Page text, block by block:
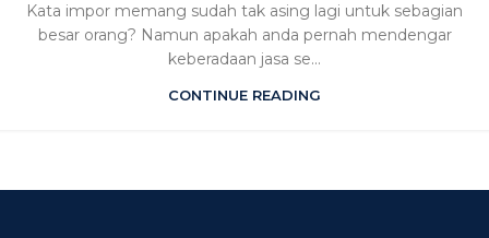
Kata impor memang sudah tak asing lagi untuk sebagian
besar orang? Namun apakah anda pernah mendengar
keberadaan jasa se...
CONTINUE READING